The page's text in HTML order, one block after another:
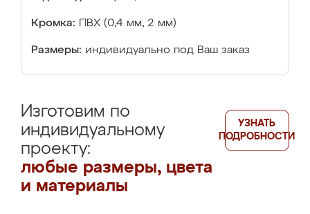
Кромка: ПВХ (0,4 мм, 2 мм)
Размеры: индивидуально под Ваш заказ
Изготовим по
индивидуальному
проекту:
любые размеры, цвета
и материалы
УЗНАТЬ
ПОДРОБНОСТИ